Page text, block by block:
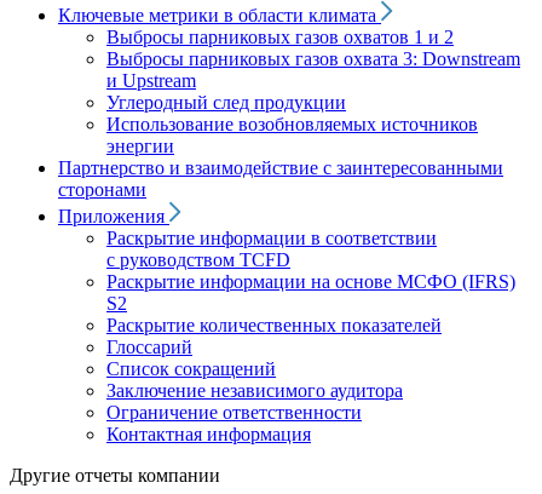
Ключевые метрики в области климата
Выбросы парниковых газов охватов 1 и 2
Выбросы парниковых газов охвата 3: Downstream
и Upstream
Углеродный след продукции
Использование возобновляемых источников
энергии
Партнерство и взаимодействие с заинтересованными
сторонами
Приложения
Раскрытие информации в соответствии
с руководством TCFD
Раскрытие информации на основе МСФО (IFRS)
S2
Раскрытие количественных показателей
Глоссарий
Список сокращений
Заключение независимого аудитора
Ограничение ответственности
Контактная информация
Другие отчеты компании